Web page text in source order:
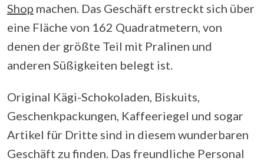
Shop machen. Das Geschäft erstreckt sich über
eine Fläche von 162 Quadratmetern, von
denen der größte Teil mit Pralinen und
anderen Süßigkeiten belegt ist.
Original Kägi-Schokoladen, Biskuits,
Geschenkpackungen, Kaffeeriegel und sogar
Artikel für Dritte sind in diesem wunderbaren
Geschäft zu finden. Das freundliche Personal